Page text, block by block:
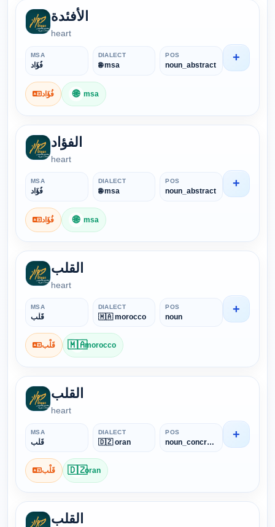
الأفئدة
heart
MSA
فُؤَاد
DIALECT
🌐 msa
POS
noun_abstract
فُؤَاد 🌐 msa
+
الفؤاد
heart
MSA
فُؤَاد
DIALECT
🌐 msa
POS
noun_abstract
فُؤَاد 🌐 msa
+
القلب
heart
MSA
قَلْب
DIALECT
🇲🇦 morocco
POS
noun
قَلْب 🇲🇦morocco
+
القلب
heart
MSA
قَلْب
DIALECT
🇩🇿 oran
POS
noun_concrete
قَلْب 🇩🇿oran
+
القلب